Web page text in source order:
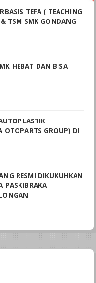
TEFA ( TEACHING
TSM SMK GONDANG
HEBAT DAN BISA
OTOPARTS GROUP) DI
RESMI DIKUKUHKAN
PASKIBRAKA